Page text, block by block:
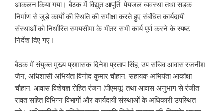
आकलन किया गया। बैठक में विद्युत आपूर्ति, पेयजल व्यवस्था तथा सड़क
निर्माण से जुड़े कार्यों की स्थिति की समीक्षा करते हुए संबंधित कार्यदायी
संस्थाओं को निर्धारित समयसीमा के भीतर सभी कार्य पूर्ण करने के स्पष्ट
निर्देश दिए गए।
बैठक में संयुक्त मुख्य प्रशासक दिनेश प्रताप सिंह, उप सचिव आवास रजनीश
जैन, अधिशासी अभियंता विनोद कुमार चौहान, सहायक अभियंता आकांक्षा
चौहान, आवास विशेषज्ञ रोहित रंजन (पीएमयू) तथा आवास अनुभाग से रंजीत
रावत सहित विभिन्न विभागों और कार्यदायी संस्थाओं के अधिकारी उपस्थित